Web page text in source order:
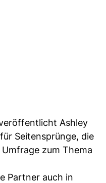
Ashley
Seitensprünge, die
zum Thema
Partner auch in